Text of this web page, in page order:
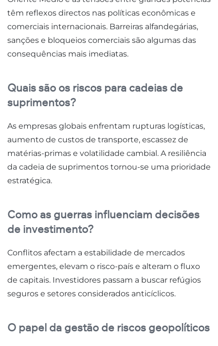
têm reflexos directos nas políticas econômicas e
comerciais internacionais. Barreiras alfandegárias,
sanções e bloqueios comerciais são algumas das
consequências mais imediatas.
Quais são os riscos para cadeias de
suprimentos?
As empresas globais enfrentam rupturas logísticas,
aumento de custos de transporte, escassez de
matérias-primas e volatilidade cambial. A resiliência
da cadeia de suprimentos tornou-se uma prioridade
estratégica.
Como as guerras influenciam decisões
de investimento?
Conflitos afectam a estabilidade de mercados
emergentes, elevam o risco-país e alteram o fluxo
de capitais. Investidores passam a buscar refúgios
seguros e setores considerados anticíclicos.
O papel da gestão de riscos geopolíticos